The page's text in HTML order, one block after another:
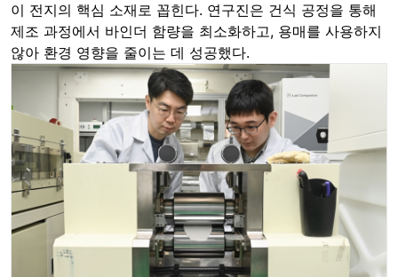
이 전지의 핵심 소재로 꼽힌다. 연구진은 건식 공정을 통해
제조 과정에서 바인더 함량을 최소화하고, 용매를 사용하지
않아 환경 영향을 줄이는 데 성공했다.